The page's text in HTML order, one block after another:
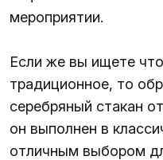
мероприятии.
Если же вы ищете
традиционное, то
серебряный стакан
он выполнен в
отличным выбором